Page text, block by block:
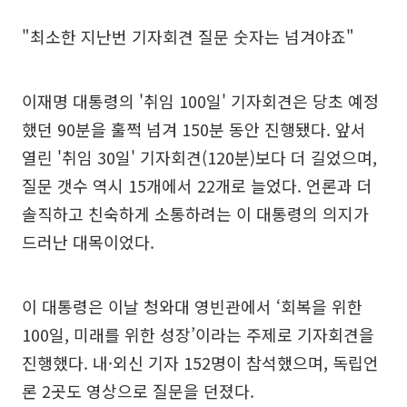
"최소한 지난번 기자회견 질문 숫자는 넘겨야죠"
이재명 대통령의 '취임 100일' 기자회견은 당초 예정
했던 90분을 훌쩍 넘겨 150분 동안 진행됐다. 앞서
열린 '취임 30일' 기자회견(120분)보다 더 길었으며,
질문 갯수 역시 15개에서 22개로 늘었다. 언론과 더
솔직하고 친숙하게 소통하려는 이 대통령의 의지가
드러난 대목이었다.
이 대통령은 이날 청와대 영빈관에서 ‘회복을 위한
100일, 미래를 위한 성장’이라는 주제로 기자회견을
진행했다. 내·외신 기자 152명이 참석했으며, 독립언
론 2곳도 영상으로 질문을 던졌다.